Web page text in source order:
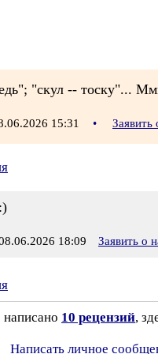
"скул -- тоску"...
15:31 •
18:09 Заявить о
написано 10 рецензий,
Написать личное